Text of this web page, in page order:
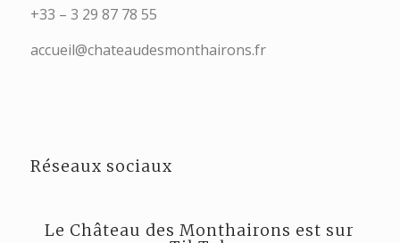
+33 – 3 29 87 78 55
accueil@chateaudesmonthairons.fr
Réseaux sociaux
Le Château des Monthairons est sur